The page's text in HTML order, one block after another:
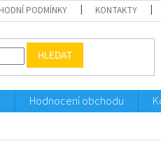
PODMÍNKY KONTAKTY
HLEDAT
Hodnocení obchodu